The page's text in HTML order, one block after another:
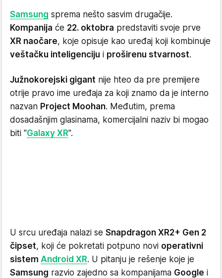
Samsung sprema nešto sasvim drugačije.
Kompanija će 22. oktobra predstaviti svoje prve
XR naočare, koje opisuje kao uređaj koji kombinuje
veštačku inteligenciju i proširenu stvarnost.
Južnokorejski gigant nije hteo da pre premijere
otrije pravo ime uređaja za koji znamo da je interno
nazvan Project Moohan. Međutim, prema
dosadašnjim glasinama, komercijalni naziv bi mogao
biti "Galaxy XR".
U srcu uređaja nalazi se Snapdragon XR2+ Gen 2
čipset, koji će pokretati potpuno novi operativni
sistem Android XR. U pitanju je rešenje koje je
Samsung razvio zajedno sa kompanijama Google i